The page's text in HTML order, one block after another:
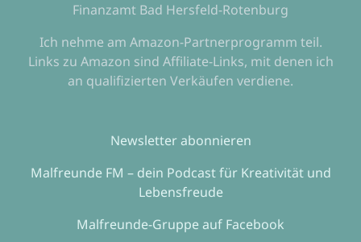
Finanzamt Bad Hersfeld-Rotenburg
Ich nehme am Amazon-Partnerprogramm teil.
Links zu Amazon sind Affiliate-Links, mit denen ich
an qualifizierten Verkäufen verdiene.
Newsletter abonnieren
Malfreunde FM – dein Podcast für Kreativität und
Lebensfreude
Malfreunde-Gruppe auf Facebook